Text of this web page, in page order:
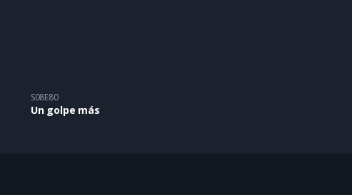
S08E80
Un golpe más